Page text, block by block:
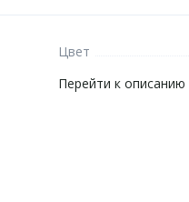
Цвет
Перейти к описанию